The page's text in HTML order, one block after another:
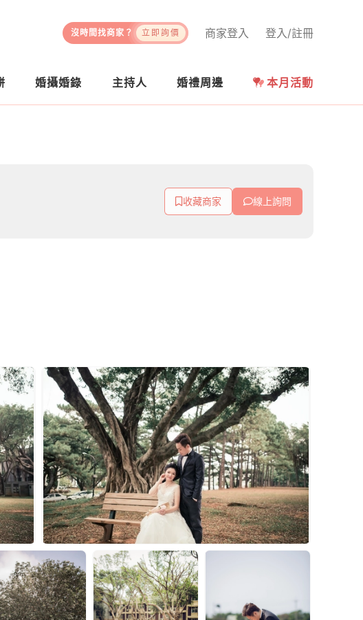
登入/註冊
商家登入
沒時間找商家？ 立即詢價
婚攝婚錄 主持人 婚禮周邊 本月活動
收藏商家 線上詢問